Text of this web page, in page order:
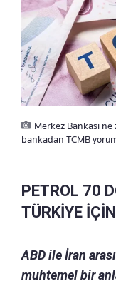
Merkez Bankası
bankadan TCMB
PETROL 70
TÜRKİYE
ABD ile İran
muhtemel bir